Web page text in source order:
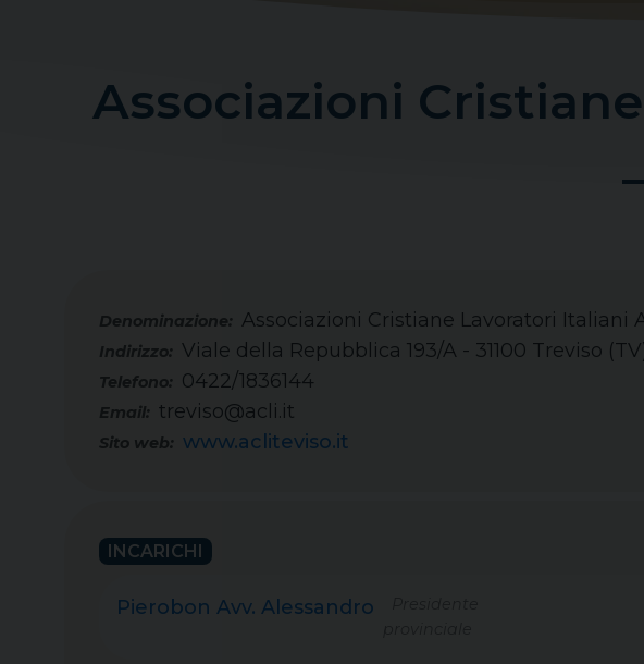
Associazioni
Associazioni Cristiane Lavoratori Italiani
Telefono: 0422/1836144
Email: treviso@acli.it
Sito web: www.acliteviso.it
Indirizzo: Viale della Repubblica 193/A - 31100 Treviso
INCARICHI
Pierobon Avv. Alessandro